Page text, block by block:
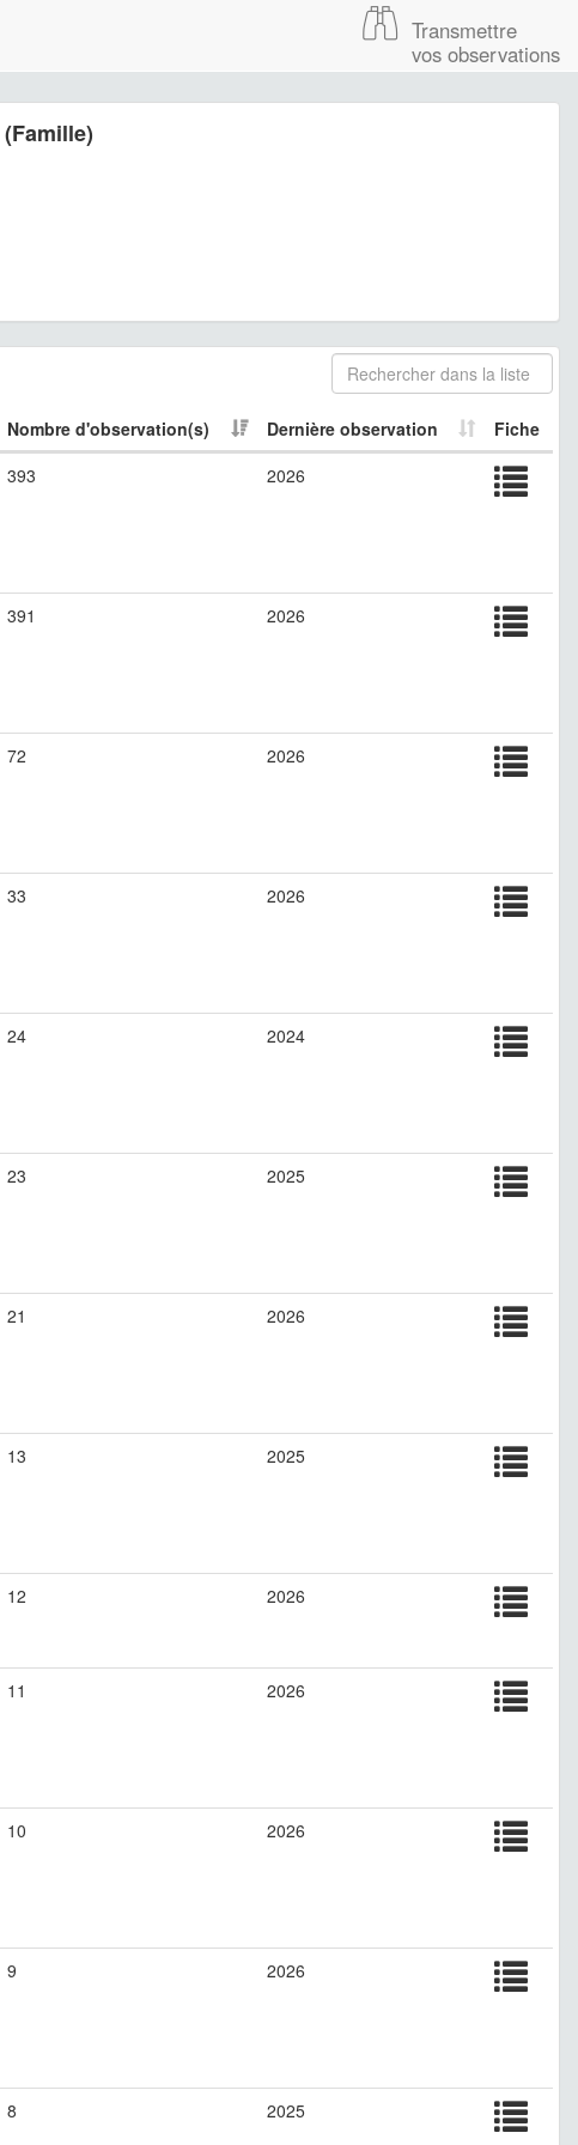
Transmettre
vos observations
(Famille)
Nombre d'observation(s) Dernière observation
Fiche
393 2026
391 2026
72 2026
33 2026
24 2024
23 2025
21 2026
13 2025
12 2026
11 2026
10 2026
9 2026
8 2025